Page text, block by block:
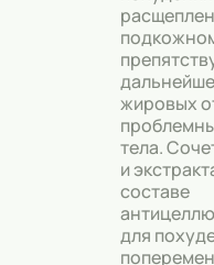
жировых
тела.
и
составе
для